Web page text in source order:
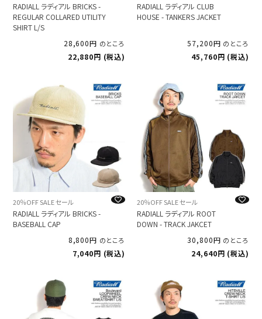
RADIALL ラディアル BRICKS -
REGULAR COLLARED UTILITY
SHIRT L/S
28,600
のところ
22,880 税込
RADIALL ラディアル CLUB
HOUSE - TANKERS JACKET
57,200 のところ
45,760 税込
20％OFF SALE セール
RADIALL ラディアル BRICKS -
BASEBALL CAP
8,800
のところ
7,040 税込
20％OFF SALE セール
RADIALL ラディアル ROOT
DOWN - TRACK JAKCET
30,800
のところ
24,640 税込